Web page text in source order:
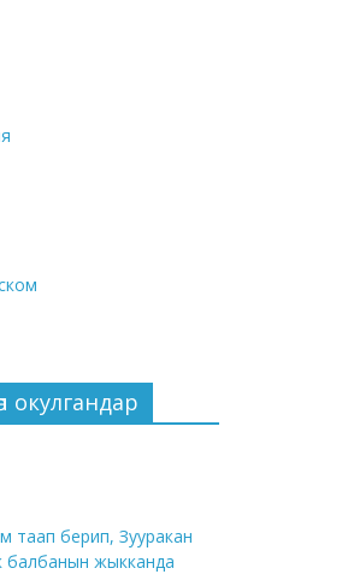
окулгандар
таап берип, Зууракан
балбанын жыкканда